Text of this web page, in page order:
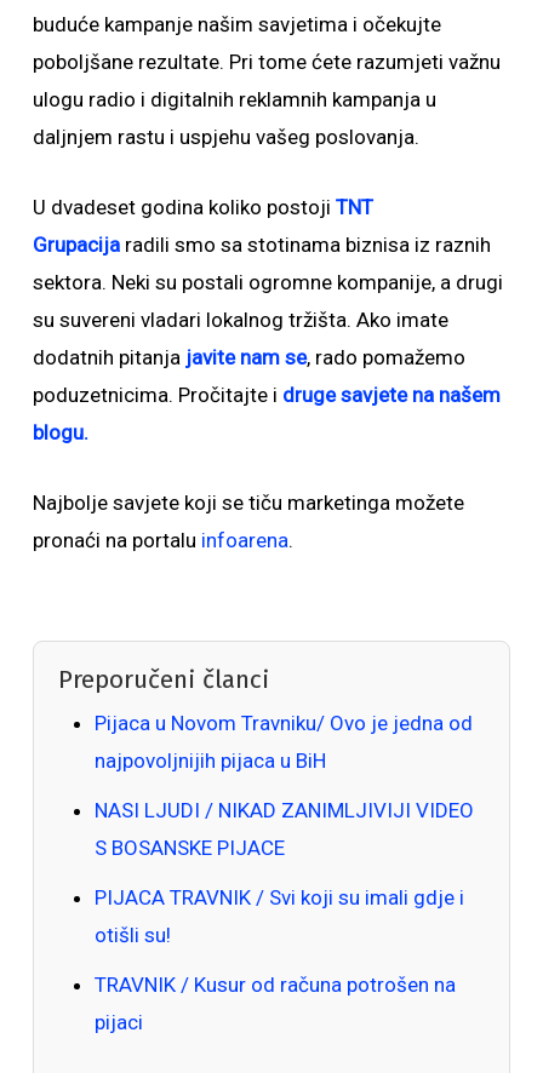
buduće kampanje našim savjetima i očekujte
poboljšane rezultate. Pri tome ćete razumjeti važnu
ulogu radio i digitalnih reklamnih kampanja u
daljnjem rastu i uspjehu vašeg poslovanja.
U dvadeset godina koliko postoji TNT
Grupacijaradili smo sa stotinama biznisa iz raznih
sektora. Neki su postali ogromne kompanije, a drugi
su suvereni vladari lokalnog tržišta. Ako imate
dodatnih pitanja javite nam se, rado pomažemo
poduzetnicima. Pročitajte i druge savjete na našem
blogu.
Najbolje savjete koji se tiču marketinga možete
pronaći na portalu infoarena.
Preporučeni članci
Pijaca u Novom Travniku/ Ovo je jedna od
najpovoljnijih pijaca u BiH
NASI LJUDI / NIKAD ZANIMLJIVIJI VIDEO
S BOSANSKE PIJACE
PIJACA TRAVNIK / Svi koji su imali gdje i
otišli su!
TRAVNIK / Kusur od računa potrošen na
pijaci